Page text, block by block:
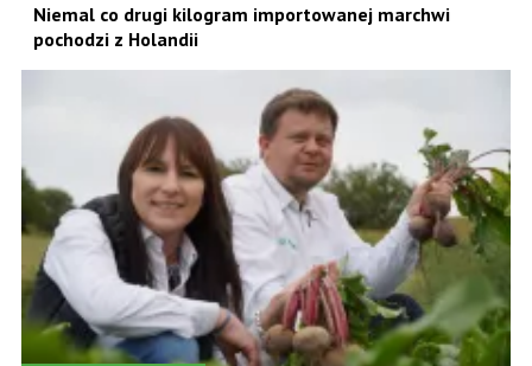
Niemal co drugi kilogram importowanej marchwi
pochodzi z Holandii